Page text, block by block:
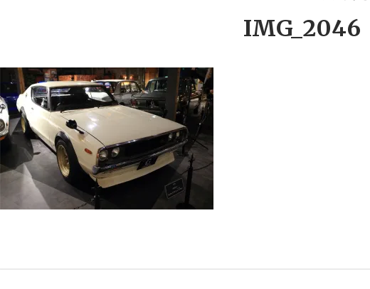
IMG_2046